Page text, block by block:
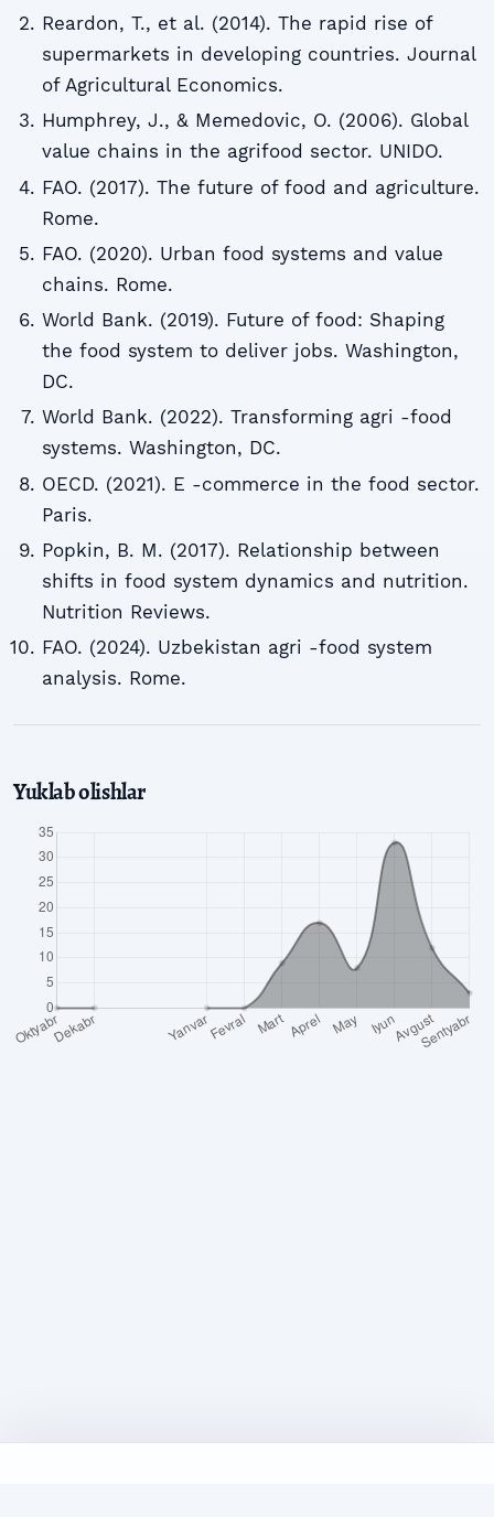
Reardon, T., et al. (2014). The rapid rise of
supermarkets in developing countries. Journal
of Agricultural Economics.
Humphrey, J., & Memedovic, O. (2006). Global
value chains in the agrifood sector. UNIDO.
FAO. (2017). The future of food and agriculture.
Rome.
FAO. (2020). Urban food systems and value
chains. Rome.
World Bank. (2019). Future of food: Shaping
the food system to deliver jobs. Washington,
DC.
World Bank. (2022). Transforming agri -food
systems. Washington, DC.
OECD. (2021). E -commerce in the food sector.
Paris.
Popkin, B. M. (2017). Relationship between
shifts in food system dynamics and nutrition.
Nutrition Reviews.
FAO. (2024). Uzbekistan agri -food system
analysis. Rome.
Yuklab olishlar